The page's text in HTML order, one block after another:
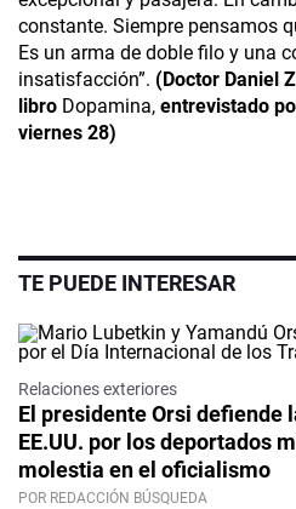
constante. Siempre pensamos
Es un arma de doble filo y una
insatisfacción”. (Doctor Daniel
libro Dopamina, entrevistado
viernes 28)
TE PUEDE INTERESAR
Relaciones exteriores
El presidente Orsi defiende
EE.UU. por los deportados
molestia en el oficialismo
POR REDACCIÓN BÚSQUEDA